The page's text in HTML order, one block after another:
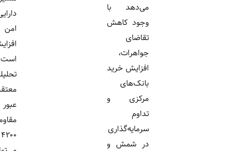
می‌دهد با
وجود کاهش
جواهرات،
افزایش خرید
بانک‌های
مرکزی و
سرمایه‌گذاری
در شمش و
دارایی‌های
امن را
افزایش داده
تحلیلگران
عبور طلا از
۴۲۰۰ دلار